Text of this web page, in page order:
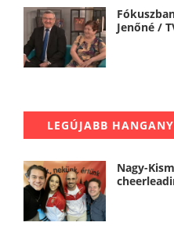
Jenőné /
LEGÚJABB
Nagy-